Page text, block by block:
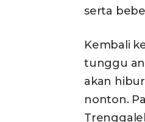
serta
Kembali
tunggu
akan
nonton.